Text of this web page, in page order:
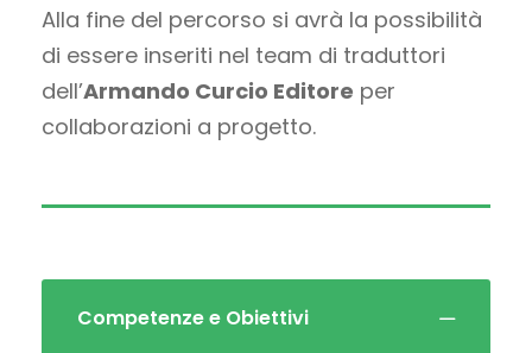
Alla fine del percorso si avrà la possibilità
di essere inseriti nel team di traduttori
dell’Armando Curcio Editore per
collaborazioni a progetto.
Competenze e Obiettivi